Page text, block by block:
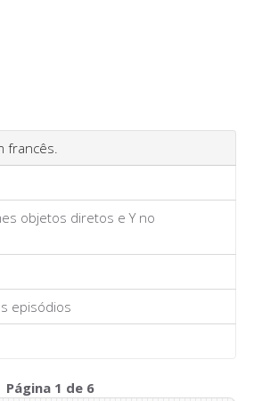
francês.
objetos diretos e Y no
episódios
Página 1 de 6